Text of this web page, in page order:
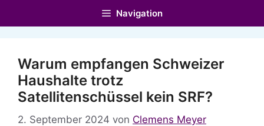
Navigation
Warum empfangen Schweizer
Haushalte trotz
Satellitenschüssel kein SRF?
2. September 2024 von Clemens Meyer